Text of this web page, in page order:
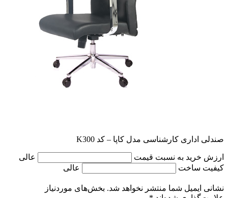
صندلی اداری کارشناسی مدل کاپا – کد K300
ارزش خرید به نسبت قیمت
عالی
کیفیت ساخت
عالی
نشانی ایمیل شما منتشر نخواهد شد. بخش‌های موردنیاز